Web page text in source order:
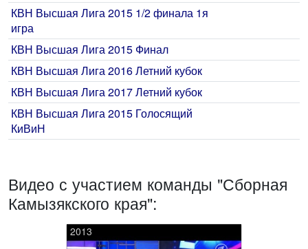
КВН Высшая Лига 2015 1/2 финала 1я
игра
КВН Высшая Лига 2015 Финал
КВН Высшая Лига 2016 Летний кубок
КВН Высшая Лига 2017 Летний кубок
КВН Высшая Лига 2015 Голосящий
КиВиН
Видео с участием команды "Сборная
Камызякского края":
2013